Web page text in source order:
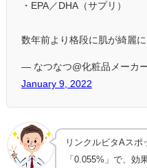
・EPA／DHA（サプリ）
数年前より格段に肌が綺麗
— なつなつ@化粧品メーカ
January 9, 2022
リンクルビタAスポ
「0.055%」で、効